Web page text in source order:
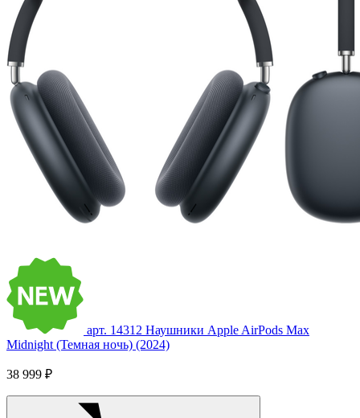
арт. 14312 Наушники Apple AirPods Max
Midnight (Темная ночь) (2024)
38 999 ₽